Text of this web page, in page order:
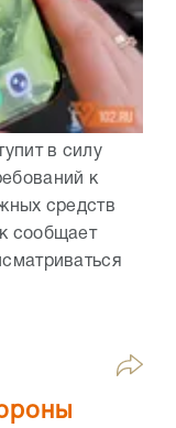
в силу
к
средств
сообщает